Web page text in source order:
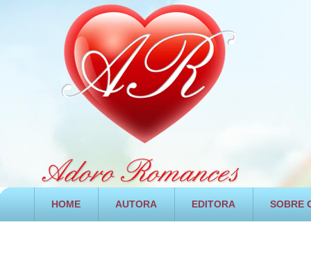
HOME AUTORA EDITORA SOBRE